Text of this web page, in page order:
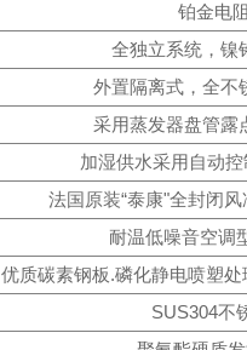
铂金电
全独立系统，镍
外置隔离式，全不
采用蒸发器盘管露
加湿供水采用自动
法国原装“泰康"全封闭
耐温低噪音空调
优质碳素钢板.磷化静电喷塑
SUS304不